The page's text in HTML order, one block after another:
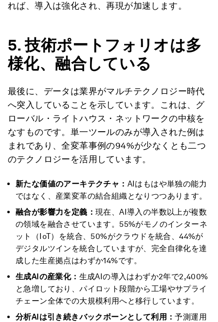
れば、導入は強化され、再現が加速します。
5.技術ポートフォリオは多
様化、融合している
最後に、データは業界がマルチテクノロジー時代
へ突入していることを示しています。これは、グ
ローバル・ライトハウス・ネットワークの中核を
なすものです。単一ツールのみが導入された例は
まれであり、全変革事例の94%が少なくとも二つ
のテクノロジーを活用しています。
新たな価値のアーキテクチャ： AIはもはや単独の能力
ではなく、産業変革の結合組織となりつつあります。
融合が影響力を定義： 現在、AI導入の半数以上が複数
の領域を融合させています。55%がモノのインターネ
ット（IoT）を統合、50%がクラウドを統合、44%が
デジタルツインを統合していますが、完全自律化を達
成した生産拠点はわずか14%です。
生成AIの産業化： 生成AIの導入はわずか2年で2,400%
と急増しており、パイロット段階から工場やサプライ
チェーン全体での大規模利用へと移行しています。
分析AIは引き続きバックボーンとして利用：予測運用